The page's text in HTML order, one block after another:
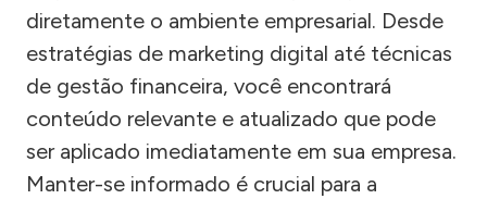
diretamente o ambiente empresarial. Desde
estratégias de marketing digital até técnicas
de gestão financeira, você encontrará
conteúdo relevante e atualizado que pode
ser aplicado imediatamente em sua empresa.
Manter-se informado é crucial para a